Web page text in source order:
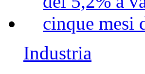
Industria